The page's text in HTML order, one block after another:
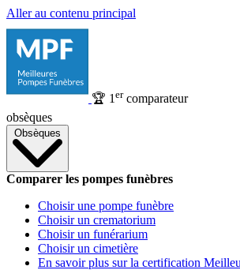
Aller au contenu principal
🏆 1 ercomparateur
obsèques
Obsèques
Comparer les pompes funèbres
Choisir une pompe funèbre
Choisir un crematorium
Choisir un funérarium
Choisir un cimetière
En savoir plus sur la certification